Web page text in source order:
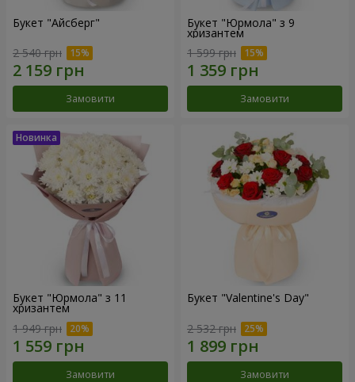
Букет "Айсберг"
2 540 грн
Замовити
Букет "Юрмола" з 9
хризантем
1 599 грн
Замовити
Букет "Юрмола" з 11
хризантем
1 949 грн
Замовити
Букет "Valentine's Day"
2 532 грн
Замовити